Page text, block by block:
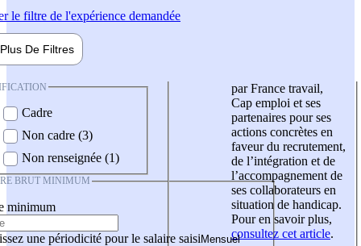
le filtre de l'expérience demandée
Plus De Filtres
Cadre
Non cadre (3)
Non renseignée (1)
BRUT MINIMUM
minimum
une périodicité pour le salaire saisi
par France travail,
Cap emploi et ses
partenaires pour ses
actions concrètes en
faveur du recrutement,
de l’intégration et de
l’accompagnement de
ses collaborateurs en
situation de handicap.
Pour en savoir plus,
consultez cet article.